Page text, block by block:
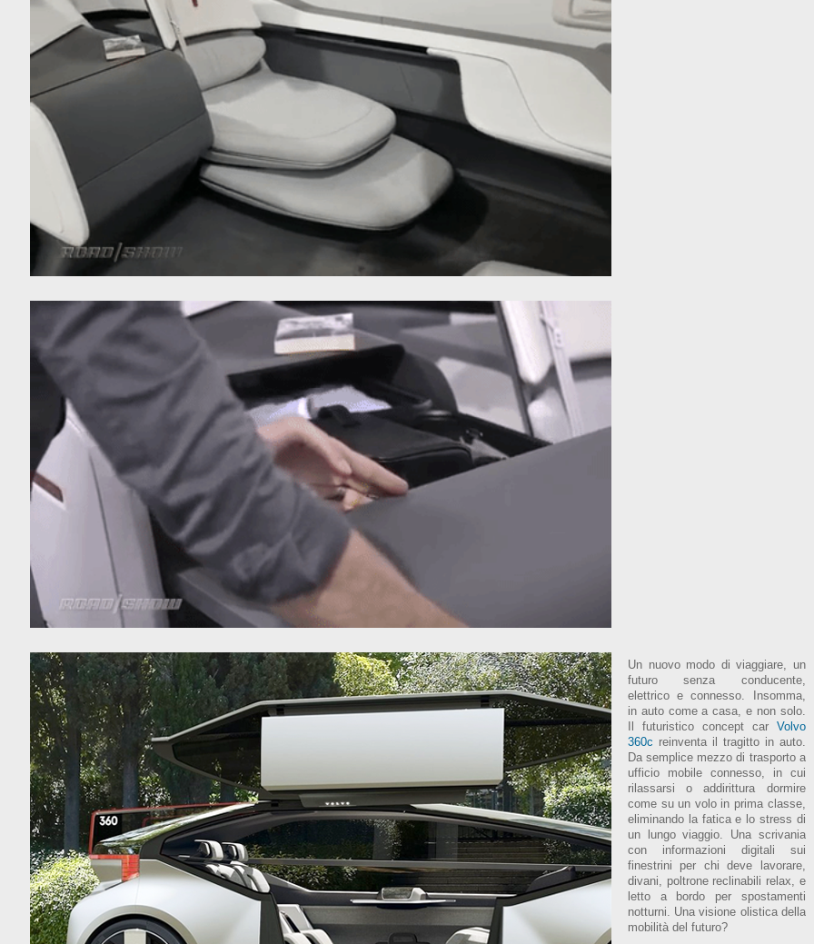
Un nuovo modo di viaggiare, un
futuro senza conducente,
elettrico e connesso. Insomma,
in auto come a casa, e non solo.
Il futuristico concept car Volvo
360c reinventa il tragitto in auto.
Da semplice mezzo di trasporto a
ufficio mobile connesso, in cui
rilassarsi o addirittura dormire
come su un volo in prima classe,
eliminando la fatica e lo stress di
un lungo viaggio. Una scrivania
con informazioni digitali sui
finestrini per chi deve lavorare,
divani, poltrone reclinabili relax, e
letto a bordo per spostamenti
notturni. Una visione olistica della
mobilità del futuro?